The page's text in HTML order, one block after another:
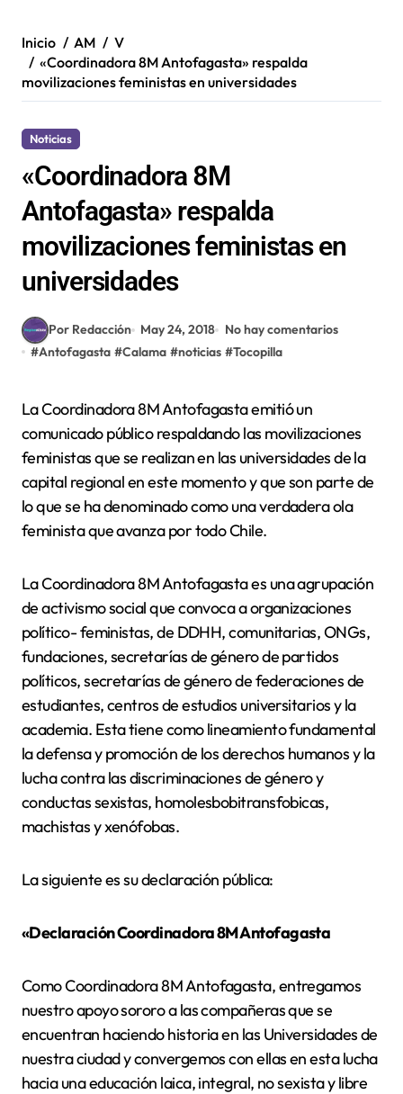
Inicio AM
V
«Coordinadora 8M Antofagasta» respalda
movilizaciones feministas en universidades
Noticias
«Coordinadora 8M
Antofagasta» respalda
movilizaciones feministas en
universidades
Por Redacción May 24, 2018
No hay comentarios
#Antofagasta #Calama #noticias #Tocopilla
La Coordinadora 8M Antofagasta emitió un
comunicado público respaldando las movilizaciones
feministas que se realizan en las universidades de la
capital regional en este momento y que son parte de
lo que se ha denominado como una verdadera ola
feminista que avanza por todo Chile.
La Coordinadora 8M Antofagasta es una agrupación
de activismo social que convoca a organizaciones
político- feministas, de DDHH, comunitarias, ONGs,
fundaciones, secretarías de género de partidos
políticos, secretarías de género de federaciones de
estudiantes, centros de estudios universitarios y la
academia. Esta tiene como lineamiento fundamental
la defensa y promoción de los derechos humanos y la
lucha contra las discriminaciones de género y
conductas sexistas, homolesbobitransfobicas,
machistas y xenófobas.
La siguiente es su declaración pública:
«Declaración Coordinadora 8M Antofagasta
Como Coordinadora 8M Antofagasta, entregamos
nuestro apoyo sororo a las compañeras que se
encuentran haciendo historia en las Universidades de
nuestra ciudad y convergemos con ellas en esta lucha
hacia una educación laica, integral, no sexista y libre